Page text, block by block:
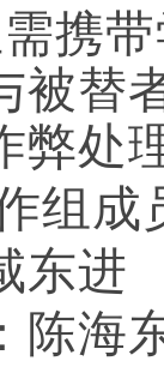
携
被替
弊处
组成
东进
陈海